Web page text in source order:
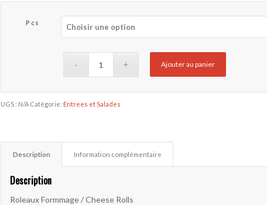
prix :
$11.95 CAD
$14.95 CAD
Pcs
Ajouter au panier
UGS : N/A Catégorie: Entrees et Salades
Description Information complémentaire
Description
Roleaux Formmage / Cheese Rolls